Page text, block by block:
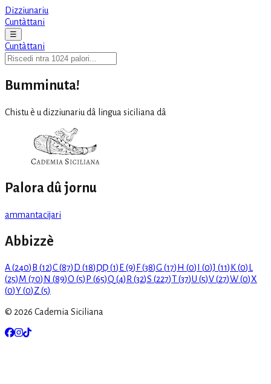
Dizziunariu
Cuntàttani
☰
Cuntàttani
Bumminuta!
Chistu è u dizziunariu dâ lingua siciliana dâ
Palora dû jornu
ammantacijari
Abbizzè
A(240) B (12)C(87) D (18)ḌḌ(1) E(9) F(38)G (17) H (0) (0)J (11) K(0) L
(25)M (70) N (89)O (5) P (65)Q (4) R(32)S (227)T(37)U (5)V(27)W(0)X
(0)Y(0)Z(5)
© 2026 Cademia Siciliana